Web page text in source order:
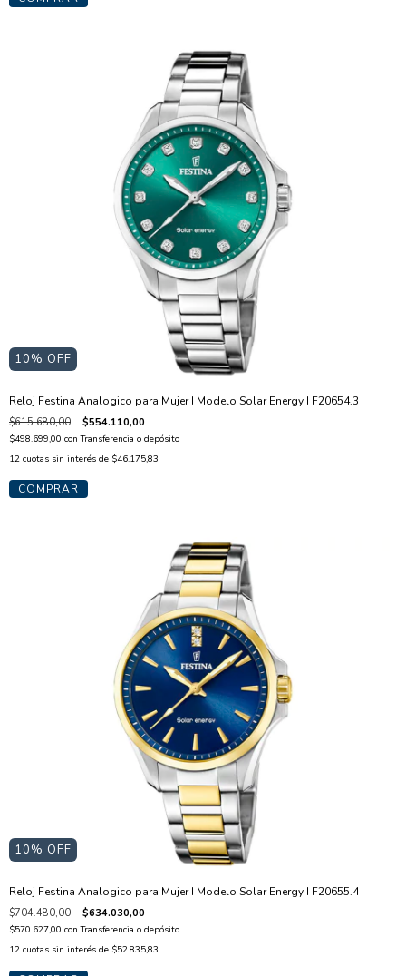
10% OFF
Reloj Festina Analogico para Mujer I Modelo Solar Energy I F20654.3
$615.680,00 $554.110,00
$498.699,00 con Transferencia o depósito
12 cuotas sin interés de $46.175,83
10% OFF
Reloj Festina Analogico para Mujer I Modelo Solar Energy I F20655.4
$704.480,00 $634.030,00
$570.627,00 con Transferencia o depósito
12 cuotas sin interés de $52.835,83